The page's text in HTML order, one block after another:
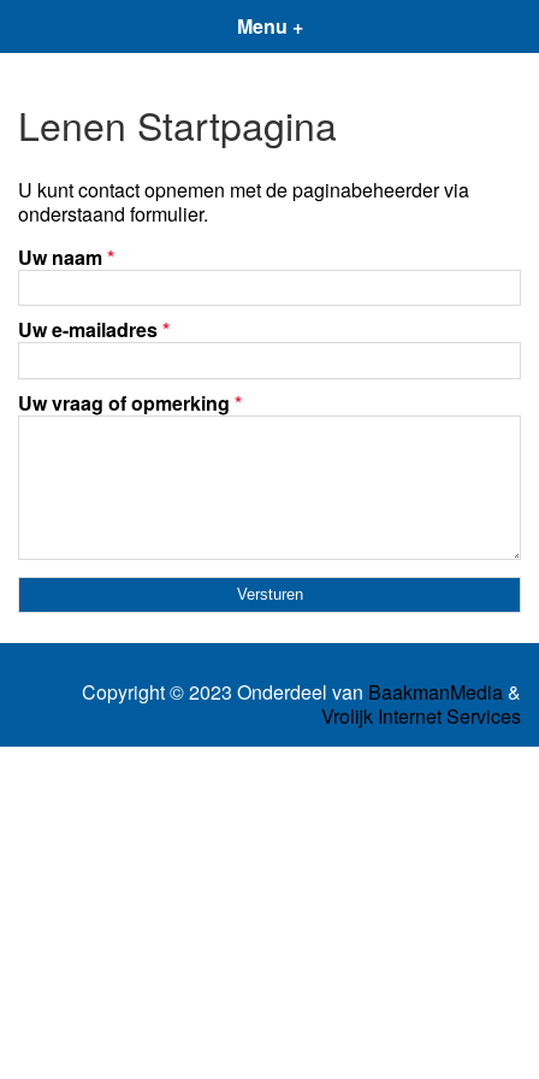
Menu +
Lenen Startpagina
U kunt contact opnemen met de paginabeheerder via
onderstaand formulier.
Uw naam*
Uw e-mailadres*
Uw vraag of opmerking *
Copyright © 2023 Onderdeel van BaakmanMedia&
Vrolijk Internet Services